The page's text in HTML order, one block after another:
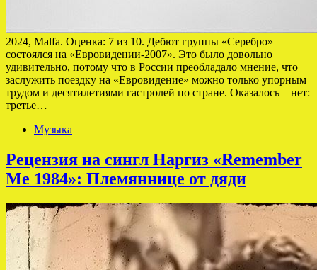
2024, Malfa. Оценка: 7 из 10. Дебют группы «Серебро»
состоялся на «Евровидении-2007». Это было довольно
удивительно, потому что в России преобладало мнение, что
заслужить поездку на «Евровидение» можно только упорным
трудом и десятилетиями гастролей по стране. Оказалось – нет:
третье…
Музыка
Рецензия на сингл Наргиз «Remember
Me 1984»: Племяннице от дяди